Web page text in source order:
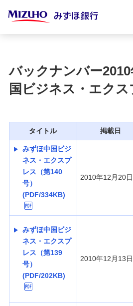
法人口座開設
資金調達
決済業務
国際業務・外国為替取引
経営・事業支援
バックナンバー
国ビジネス・エクス
タイトル 掲載日
みずほ中国ビジ
ネス・エクスプ
レス（第140
号）
(PDF/334KB)
2010年12月20日
みずほ中国ビジ
ネス・エクスプ
レス（第139
号）
(PDF/202KB)
2010年12月13日